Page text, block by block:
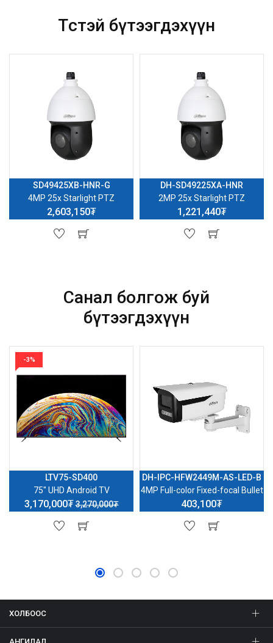
Төстэй бүтээгдэхүүн
SD49425XB-HNR-G
4MP 25x Starlight PTZ
2,603,150₮
DH-SD49225XA-HNR
2MP 25x Starlight PTZ
1,221,440₮
Санал болгож буй
бүтээгдэхүүн
-3%
LTV75-SD400
75'' UHD Android TV
3,170,000₮3,270,000₮
DH-IPC-HFW2449M-AS-LED-B
4MP Full-color Fixed-focal Bullet
403,100₮
ХОЛБООС